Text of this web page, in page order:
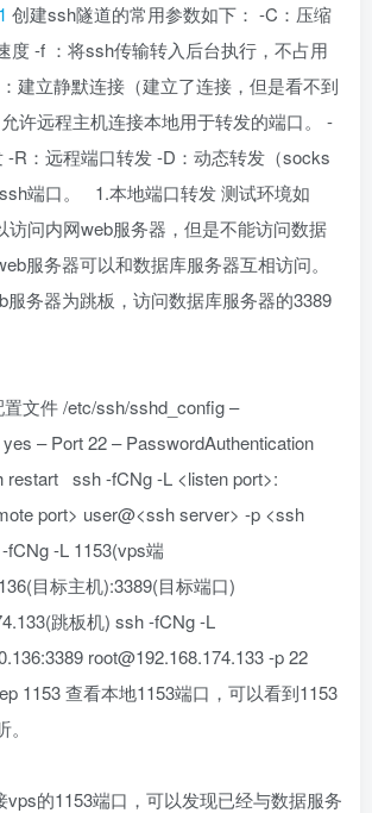
创建ssh隧道的常用参数如下： -C：压缩
度 -f ：将ssh传输转入后台执行，不占用
建立静默连接（建立了连接，但是看不到
许远程主机连接本地用于转发的端口。 -
-R：远程端口转发 -D：动态转发（socks
端口。 1.本地端口转发 测试环境如
访问内网web服务器，但是不能访问数据
服务器可以和数据库服务器互相访问。
服务器为跳板，访问数据库服务器的3389
文件 /etc/ssh/sshd_config –
– Port 22 – PasswordAuthentication
restart ssh -fCNg -L <listen port>:
port> user@<ssh server> -p <ssh
-L 1153(vps端
目标主机):3389(目标端口)
跳板机) ssh -fCNg -L
root@192.168.174.133 -p 22
1153 查看本地1153端口，可以看到1153
vps的1153端口，可以发现已经与数据服务